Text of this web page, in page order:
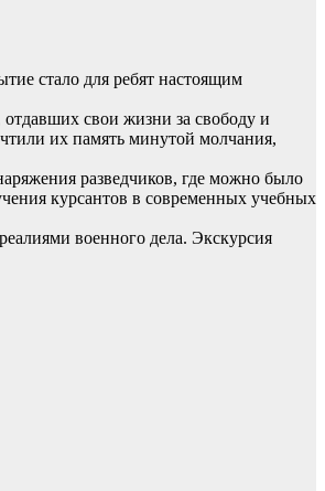
стало для ребят настоящим
свои жизни за свободу и
их память минутой молчания,
разведчиков, где можно было
курсантов в современных учебных
военного дела. Экскурсия